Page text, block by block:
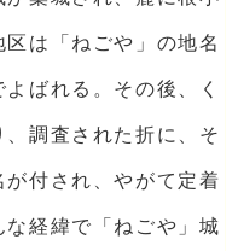
は「ねごや」の地名
ばれる。その後、く
調査された折に、そ
付され、やがて定着
経緯で「ねごや」城